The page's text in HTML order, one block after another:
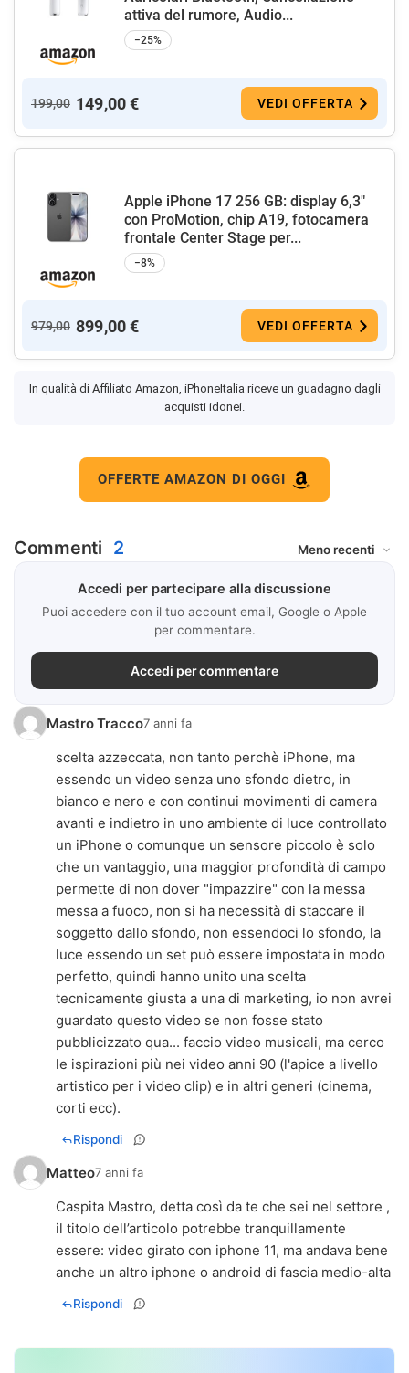
attiva del rumore, Audio...
−25%
199,00 149,00 € VEDI OFFERTA
Apple iPhone 17 256 GB: display 6,3"
con ProMotion, chip A19, fotocamera
frontale Center Stage per...
−8%
979,00 899,00 € VEDI OFFERTA
In qualità di Affiliato Amazon, iPhoneItalia riceve un guadagno dagli
acquisti idonei.
OFFERTE AMAZON DI OGGI
Commenti 2
Accedi per partecipare alla discussione
Puoi accedere con il tuo account email, Google o Apple
per commentare.
Accedi per commentare
Mastro Tracco7 anni fa
scelta azzeccata, non tanto perchè iPhone, ma
essendo un video senza uno sfondo dietro, in
bianco e nero e con continui movimenti di camera
avanti e indietro in uno ambiente di luce controllato
un iPhone o comunque un sensore piccolo è solo
che un vantaggio, una maggior profondità di campo
permette di non dover "impazzire" con la messa
messa a fuoco, non si ha necessità di staccare il
soggetto dallo sfondo, non essendoci lo sfondo, la
luce essendo un set può essere impostata in modo
perfetto, quindi hanno unito una scelta
tecnicamente giusta a una di marketing, io non avrei
guardato questo video se non fosse stato
pubblicizzato qua... faccio video musicali, ma cerco
le ispirazioni più nei video anni 90 (l'apice a livello
artistico per i video clip) e in altri generi (cinema,
corti ecc).
Rispondi
Matteo7 anni fa
Caspita Mastro, detta così da te che sei nel settore ,
il titolo dell’articolo potrebbe tranquillamente
essere: video girato con iphone 11, ma andava bene
anche un altro iphone o android di fascia medio-alta
Rispondi